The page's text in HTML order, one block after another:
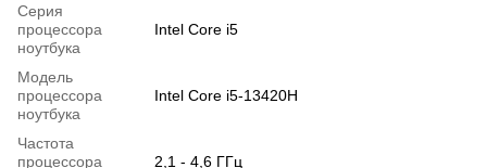
Серия
процессора
ноутбука
Intel Core i5
Модель
процессора
ноутбука
Intel Core i5-13420H
Частота
процессора
2,1 - 4,6 ГГц